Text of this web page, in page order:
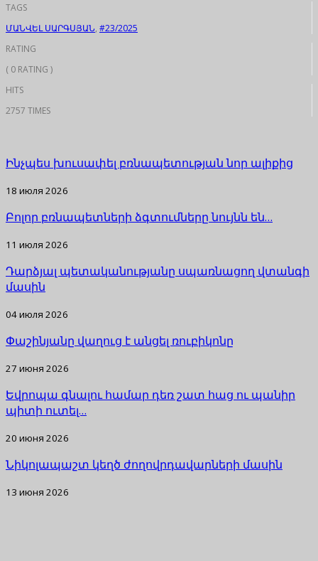
TAGS
ՄԱՆՎԵԼ ՍԱՐԳՍՅԱՆ, #23/2025
RATING
( 0 RATING )
HITS
2757 TIMES
Ինչպես խուսափել բռնապետության նոր ալիքից
18 июля 2026
Բոլոր բռնապետների ձգտումները նույնն են…
11 июля 2026
Դարձյալ պետականությանը սպառնացող վտանգի
մասին
04 июля 2026
Փաշինյանը վաղուց է անցել ռուբիկոնը
27 июня 2026
Եվրոպա գնալու համար դեռ շատ հաց ու պանիր
պիտի ուտել…
20 июня 2026
Նիկոլապաշտ կեղծ ժողովրդավարների մասին
13 июня 2026